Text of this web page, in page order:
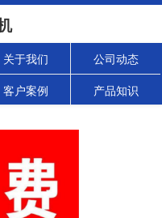
关于我们 公司动态
客户案例 产品知识